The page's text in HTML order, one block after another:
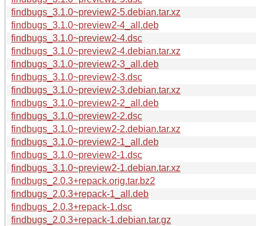
findbugs_3.1.0~preview2-5.debian.tar.xz
findbugs_3.1.0~preview2-4_all.deb
findbugs_3.1.0~preview2-4.dsc
findbugs_3.1.0~preview2-4.debian.tar.xz
findbugs_3.1.0~preview2-3_all.deb
findbugs_3.1.0~preview2-3.dsc
findbugs_3.1.0~preview2-3.debian.tar.xz
findbugs_3.1.0~preview2-2_all.deb
findbugs_3.1.0~preview2-2.dsc
findbugs_3.1.0~preview2-2.debian.tar.xz
findbugs_3.1.0~preview2-1_all.deb
findbugs_3.1.0~preview2-1.dsc
findbugs_3.1.0~preview2-1.debian.tar.xz
findbugs_2.0.3+repack.orig.tar.bz2
findbugs_2.0.3+repack-1_all.deb
findbugs_2.0.3+repack-1.dsc
findbugs_2.0.3+repack-1.debian.tar.gz